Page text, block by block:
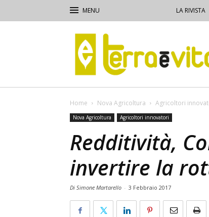
LA RIVISTA
Terra
e
Vita
Home Nova Agricoltura Agricoltori
Nova Agricoltura Agricoltori innovatori
Redditività,
invertire la
Di Simone Martarello - 3 Febbraio 2017